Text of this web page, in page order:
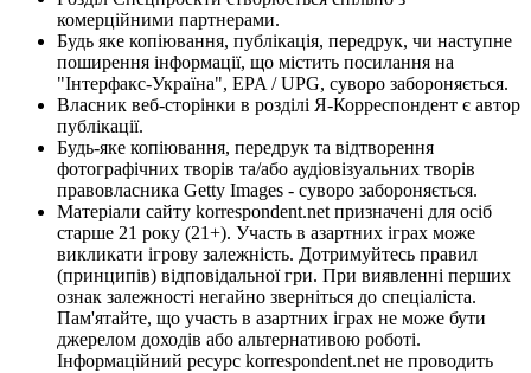
комерційними партнерами.
Будь яке копіювання, публікація, передрук, чи наступне
поширення інформації, що містить посилання на
"Інтерфакс-Україна", EPA / UPG, суворо забороняється.
Власник веб-сторінки в розділі Я-Корреспондент є автор
публікації.
Будь-яке копіювання, передрук та відтворення
фотографічних творів та/або аудіовізуальних творів
правовласника Getty Images - суворо забороняється.
Матеріали сайту korrespondent.net призначені для осіб
старше 21 року (21+). Участь в азартних іграх може
викликати ігрову залежність. Дотримуйтесь правил
(принципів) відповідальної гри. При виявленні перших
ознак залежності негайно зверніться до спеціаліста.
Пам'ятайте, що участь в азартних іграх не може бути
джерелом доходів або альтернативою роботі.
Інформаційний ресурс korrespondent.net не проводить